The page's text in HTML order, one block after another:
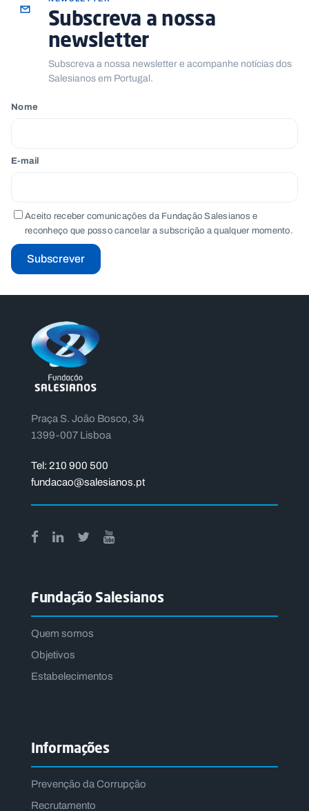
Subscreva a nossa
newsletter
Subscreva a nossa newsletter e acompanhe notícias dos
Salesianos em Portugal.
Nome
E-mail
Aceito receber comunicações da Fundação Salesianos e
reconheço que posso cancelar a subscrição a qualquer momento.
Subscrever
Praça S. João Bosco, 34
1399-007 Lisboa
Tel: 210 900 500
fundacao@salesianos.pt
Fundação Salesianos
Quem somos
Objetivos
Estabelecimentos
Informações
Prevenção da Corrupção
Recrutamento